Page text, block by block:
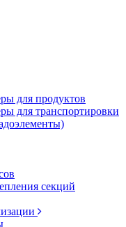
для продуктов
для транспортировки
секций